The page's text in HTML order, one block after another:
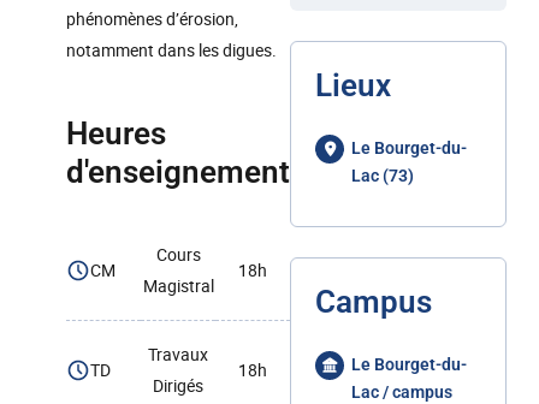
phénomènes d’érosion,
notamment dans les digues.
Heures
d'enseignement
CM
Cours
Magistral
18h
TD
Travaux
Dirigés
18h
Lieux
Le Bourget-du-
Lac (73)
Campus
Le Bourget-du-
Lac / campus